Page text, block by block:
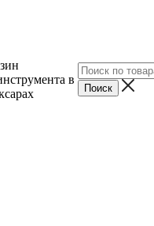
в